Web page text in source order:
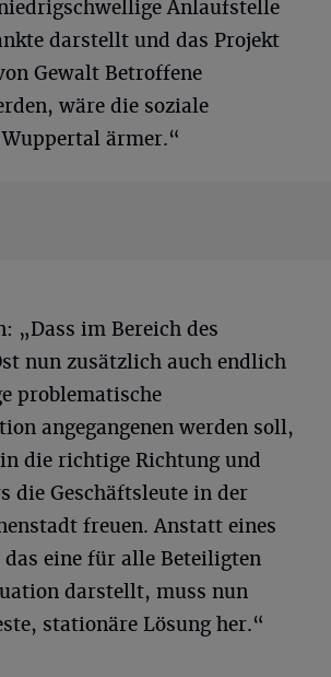
Anlaufstelle
darstellt und das Projekt
Gewalt Betroffene
wäre die soziale
ärmer.“
„Dass im Bereich des
nun zusätzlich auch endlich
problematische
angegangenen werden soll,
die richtige Richtung und
die Geschäftsleute in der
freuen. Anstatt eines
eine für alle Beteiligten
darstellt, muss nun
stationäre Lösung her.“